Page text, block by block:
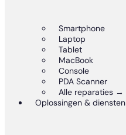
Smartphone
Laptop
Tablet
MacBook
Console
PDA Scanner
Alle reparaties →
Oplossingen & diensten